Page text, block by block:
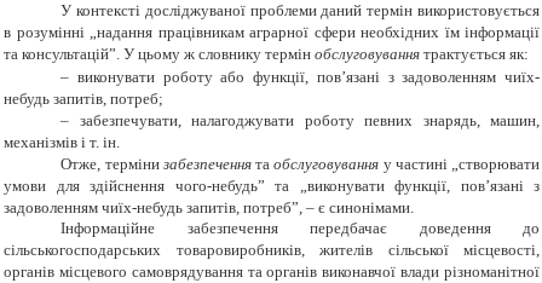
У контексті досліджуваної проблеми даний термін використовується
в розумінні „надання працівникам аграрної сфери необхідних їм інформації
та консультацій”. У цьому ж словнику термін обслуговування трактується як:
– виконувати роботу або функції, пов’язані з задоволенням чиїх-
небудь запитів, потреб;
– забезпечувати, налагоджувати роботу певних знарядь, машин,
механізмів і т. ін.
Отже, терміни забезпеченнятаобслуговування у частині „створювати
умови для здійснення чого-небудь” та „виконувати функції, пов’язані з
задоволенням чиїх-небудь запитів, потреб”, – є синонімами.
Інформаційне забезпечення передбачає доведення до
сільськогосподарських товаровиробників, жителів сільської місцевості,
органів місцевого самоврядування та органів виконавчої влади різноманітної